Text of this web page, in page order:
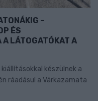
–
ÉS
LÁTOGATÓKAT A
készülnek a
ráadásul a Várkazamata